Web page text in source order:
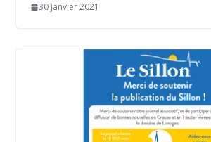
30 janvier 2021